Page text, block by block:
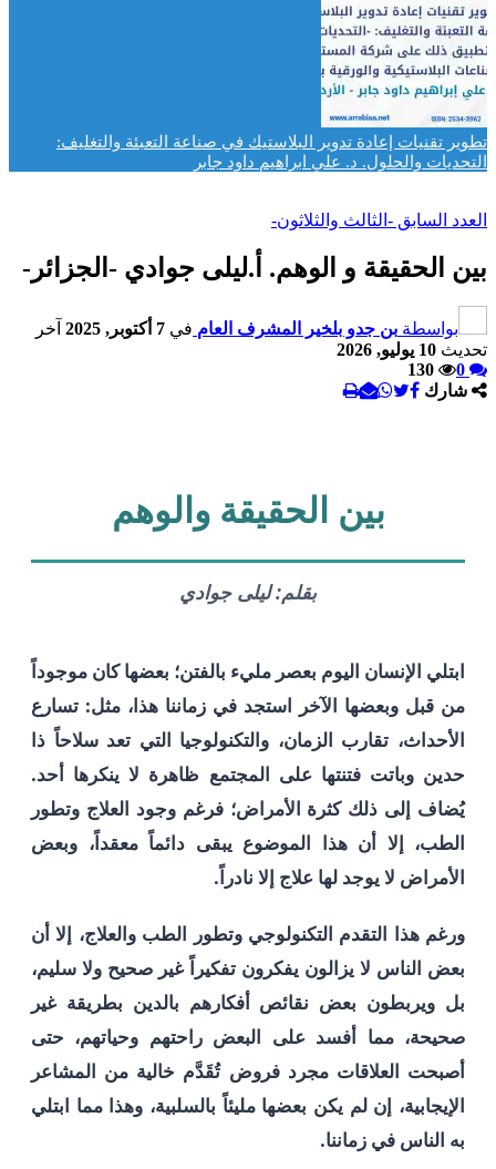
تطوير تقنيات إعادة تدوير البلاستيك في صناعة التعبئة والتغليف:
التحديات والحلول. د. علي ابراهيم داود جابر
العدد السابق -الثالث والثلاثون-
بين الحقيقة و الوهم. أ.ليلى جوادي -الجزائر-
بواسطة بن جدو بلخير المشرف العام في 7 أكتوبر, 2025
آخر
تحديث 10 يوليو, 2026
0
130
شارك
بين الحقيقة والوهم
بقلم: ليلى جوادي
ابتلي الإنسان اليوم بعصر مليء بالفتن؛ بعضها كان موجوداً
من قبل وبعضها الآخر استجد في زماننا هذا، مثل: تسارع
الأحداث، تقارب الزمان، والتكنولوجيا التي تعد سلاحاً ذا
حدين وباتت فتنتها على المجتمع ظاهرة لا ينكرها أحد.
يُضاف إلى ذلك كثرة الأمراض؛ فرغم وجود العلاج وتطور
الطب، إلا أن هذا الموضوع يبقى دائماً معقداً، وبعض
الأمراض لا يوجد لها علاج إلا نادراً.
ورغم هذا التقدم التكنولوجي وتطور الطب والعلاج، إلا أن
بعض الناس لا يزالون يفكرون تفكيراً غير صحيح ولا سليم،
بل ويربطون بعض نقائص أفكارهم بالدين بطريقة غير
صحيحة، مما أفسد على البعض راحتهم وحياتهم، حتى
أصبحت العلاقات مجرد فروض تُقَدَّم خالية من المشاعر
الإيجابية، إن لم يكن بعضها مليئاً بالسلبية، وهذا مما ابتلي
به الناس في زماننا.